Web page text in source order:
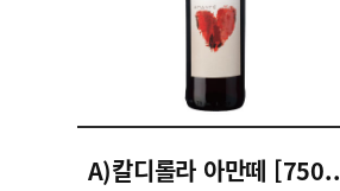
A)칼디롤라 아만떼 [750..